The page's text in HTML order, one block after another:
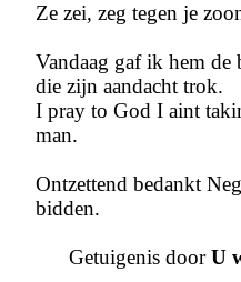
Ze zei, zeg tegen je
Vandaag gaf ik hem
die zijn aandacht trok.
I pray to God I aint
man.
Ontzettend bedankt
bidden.
Getuigenis doorU